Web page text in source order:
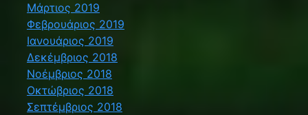
Μάρτιος 2019
Φεβρουάριος 2019
Ιανουάριος 2019
Δεκέμβριος 2018
Νοέμβριος 2018
Οκτώβριος 2018
Σεπτέμβριος 2018